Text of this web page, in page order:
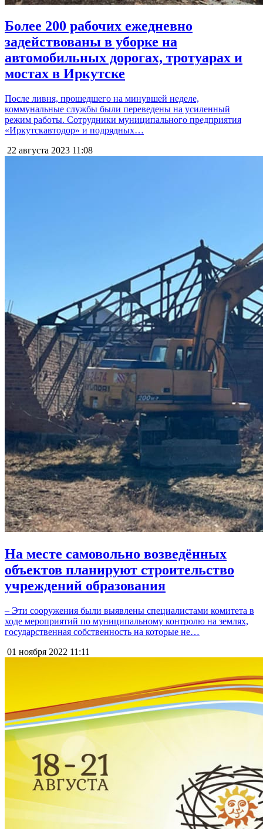
Более 200 рабочих ежедневно
задействованы в уборке на
автомобильных дорогах, тротуарах и
мостах в Иркутске
После ливня, прошедшего на минувшей неделе,
коммунальные службы были переведены на усиленный
режим работы. Сотрудники муниципального предприятия
«Иркутскавтодор» и подрядных…
22 августа 2023 11:08
На месте самовольно возведённых
объектов планируют строительство
учреждений образования
– Эти сооружения были выявлены специалистами комитета в
ходе мероприятий по муниципальному контролю на землях,
государственная собственность на которые не…
01 ноября 2022 11:11